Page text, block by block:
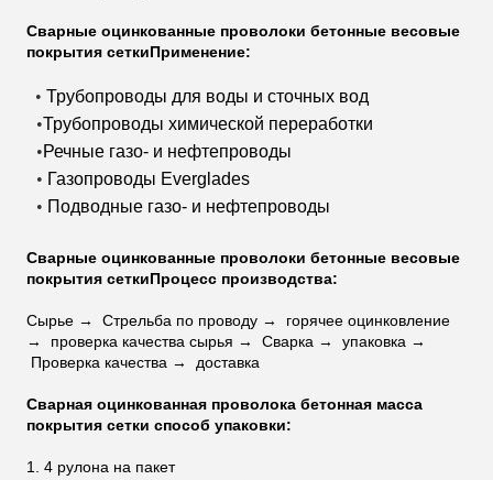
Сварные оцинкованные проволоки бетонные весовые
покрытия сеткиПрименение:
• Трубопроводы для воды и сточных вод
•Трубопроводы химической переработки
•Речные газо- и нефтепроводы
• Газопроводы Everglades
• Подводные газо- и нефтепроводы
Сварные оцинкованные проволоки бетонные весовые
покрытия сеткиПроцесс производства:
Сырье → Стрельба по проводу →
горячее оцинковление
→
проверка качества сырья → Сварка →
упаковка →
Проверка качества →
доставка
Сварная оцинкованная проволока бетонная масса
покрытия сетки способ упаковки:
1. 4 рулона на пакет